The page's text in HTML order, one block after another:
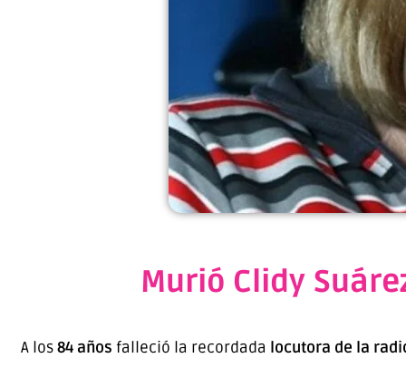
Murió Clidy
A los84 años falleció la recordada locutora de la